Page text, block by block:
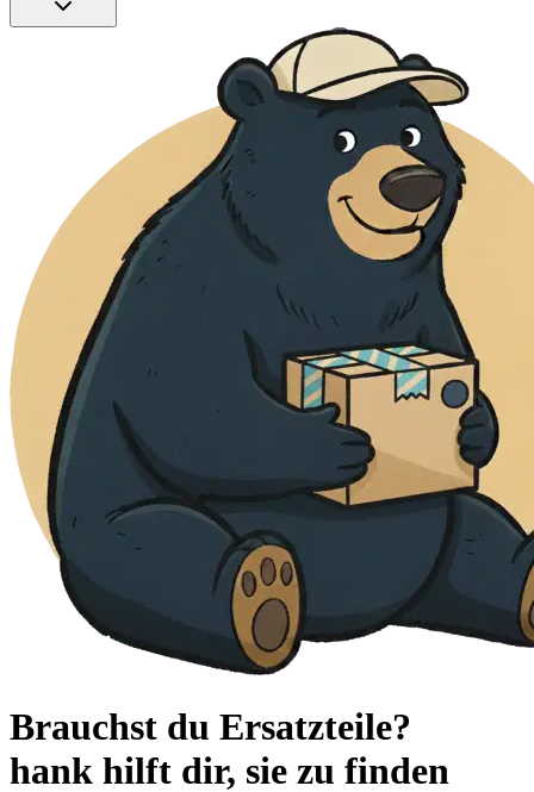
Brauchst du Ersatzteile?
hank hilft dir, sie zu finden